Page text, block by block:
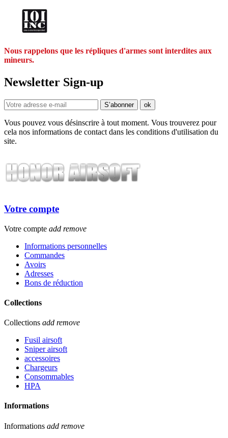
Nous rappelons que les répliques d'armes sont interdites aux
mineurs.
Newsletter Sign-up
Vous pouvez vous désinscrire à tout moment. Vous trouverez pour
cela nos informations de contact dans les conditions d'utilisation du
site.
Votre compte
Votre compte add remove
Informations personnelles
Commandes
Avoirs
Adresses
Bons de réduction
Collections
Collections add remove
Fusil airsoft
Sniper airsoft
accessoires
Chargeurs
Consommables
HPA
Informations
Informations add remove